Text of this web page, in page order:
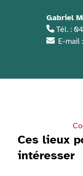
Gabriel
Tél. :
E-mail
Ces lieux
intéresser